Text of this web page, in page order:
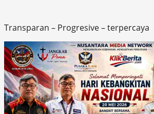
Transparan – Progresive – terpercaya